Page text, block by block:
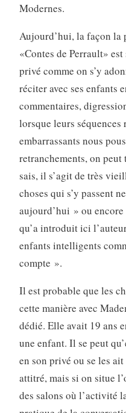
Modernes.
Aujourd’hui, la façon la
«Contes de Perrault»
privé comme on s’y
réciter avec ses enfants
commentaires,
lorsque leurs séquences
embarrassants nous
retranchements, on
sais, il s’agit de très
choses qui s’y passent
aujour­d’hui » ou
qu’a introduit ici
enfants intelligents
compte ».
Il est probable que les
cette manière avec
dédié. Elle avait 19 ans
une enfant. Il se peut
en son privé ou se les
attitré, mais si on situe
des salons où l’activité